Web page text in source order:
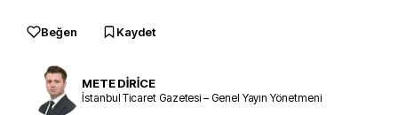
Beğen Kaydet
METE DİRİCE
İstanbul Ticaret Gazetesi – Genel Yayın Yönetmeni